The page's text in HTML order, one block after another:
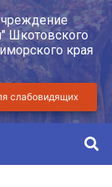
Шкотовского
края
слабовидящих